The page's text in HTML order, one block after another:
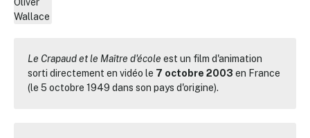
Le Crapaud et le Maître d'école est un film d'animation
sorti directement en vidéo le 7 octobre 2003 en France
(le 5 octobre 1949 dans son pays d'origine).